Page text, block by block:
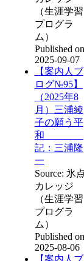
（生涯学習
プログラ
ム）
Published on
2025-09-07
【案内人ブ
ログ№95】
（2025年8
月）三浦綾
子の願う平
和
記：三浦隆
一
Source: 氷
カレッジ
（生涯学習
プログラ
ム）
Published on
2025-08-06
【案内人ブ